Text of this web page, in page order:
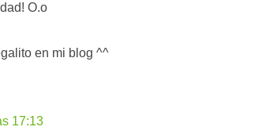
O.o
en mi blog ^^
17:13